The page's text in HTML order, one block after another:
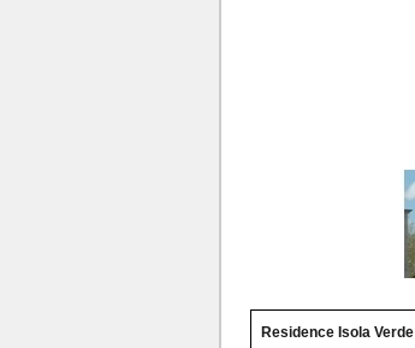
Residence Isola Verde